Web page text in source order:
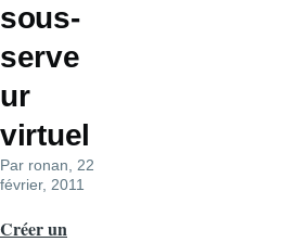
sous-
serve
ur
virtuel
Par ronan , 22
février, 2011
Créer un